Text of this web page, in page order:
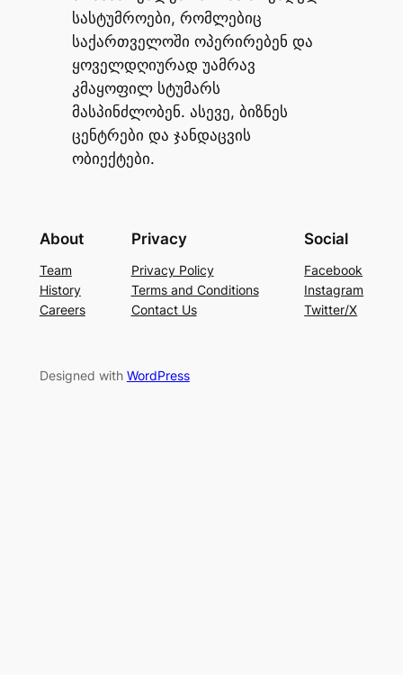
სასტუმროები, რომლებიც
საქართველოში ოპერირებენ და
ყოველდღიურად უამრავ
კმაყოფილ სტუმარს
მასპინძლობენ. ასევე, ბიზნეს
ცენტრები და ჯანდაცვის
ობიექტები.
About
Team
History
Careers
Privacy
Privacy Policy
Terms and Conditions
Contact Us
Social
Facebook
Instagram
Twitter/X
Designed with WordPress